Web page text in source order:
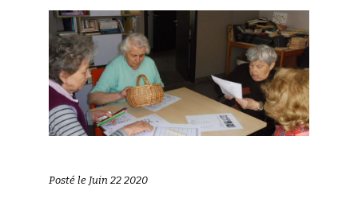
Posté le Juin 22 2020